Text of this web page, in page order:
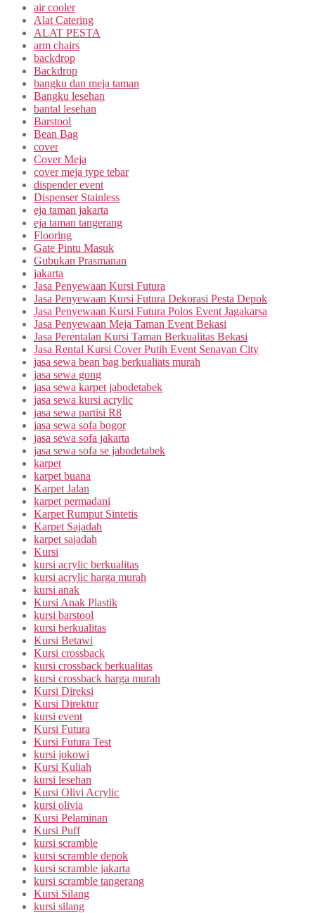
air cooler
Alat Catering
ALAT PESTA
arm chairs
backdrop
Backdrop
bangku dan meja taman
Bangku lesehan
bantal lesehan
Barstool
Bean Bag
cover
Cover Meja
cover meja type tebar
dispender event
Dispenser Stainless
eja taman jakarta
eja taman tangerang
Flooring
Gate Pintu Masuk
Gubukan Prasmanan
jakarta
Jasa Penyewaan Kursi Futura
Jasa Penyewaan Kursi Futura Dekorasi Pesta Depok
Jasa Penyewaan Kursi Futura Polos Event Jagakarsa
Jasa Penyewaan Meja Taman Event Bekasi
Jasa Perentalan Kursi Taman Berkualitas Bekasi
Jasa Rental Kursi Cover Putih Event Senayan City
jasa sewa bean bag berkualiats murah
jasa sewa gong
jasa sewa karpet jabodetabek
jasa sewa kursi acrylic
jasa sewa partisi R8
jasa sewa sofa bogor
jasa sewa sofa jakarta
jasa sewa sofa se jabodetabek
karpet
karpet buana
Karpet Jalan
karpet permadani
Karpet Rumput Sintetis
Karpet Sajadah
karpet sajadah
Kursi
kursi acrylic berkualitas
kursi acrylic harga murah
kursi anak
Kursi Anak Plastik
kursi barstool
kursi berkualitas
Kursi Betawi
Kursi crossback
kursi crossback berkualitas
kursi crossback harga murah
Kursi Direksi
Kursi Direktur
kursi event
Kursi Futura
Kursi Futura Test
kursi jokowi
Kursi Kuliah
kursi lesehan
Kursi Olivi Acrylic
kursi olivia
Kursi Pelaminan
Kursi Puff
kursi scramble
kursi scramble depok
kursi scramble jakarta
kursi scramble tangerang
Kursi Silang
kursi silang